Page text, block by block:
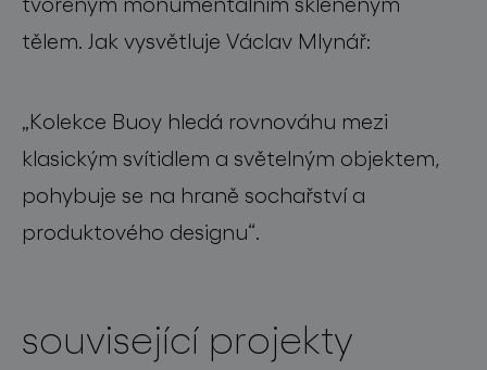
tělem. Jak vysvětluje Václav Mlynář:
„Kolekce Buoy hledá rovnováhu mezi
klasickým svítidlem a světelným objektem,
pohybuje se na hraně sochařství a
produktového designu“.
související projekty